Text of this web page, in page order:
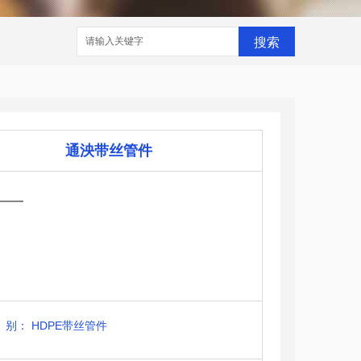
搜索
通泱带丝管件
——
： HDPE带丝管件